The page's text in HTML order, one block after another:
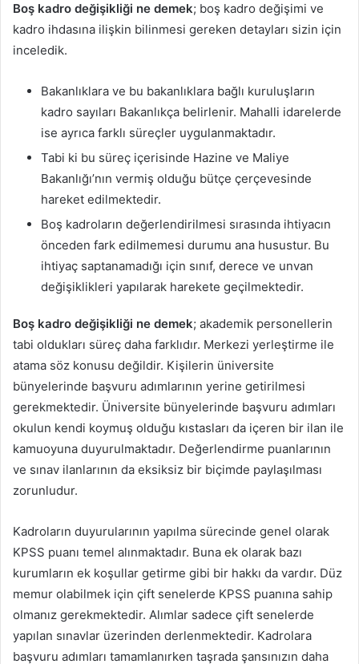
Boş kadro değişikliği ne demek; boş kadro değişimi ve
kadro ihdasına ilişkin bilinmesi gereken detayları sizin için
inceledik.
Bakanlıklara ve bu bakanlıklara bağlı kuruluşların
kadro sayıları Bakanlıkça belirlenir. Mahalli idarelerde
ise ayrıca farklı süreçler uygulanmaktadır.
Tabi ki bu süreç içerisinde Hazine ve Maliye
Bakanlığı’nın vermiş olduğu bütçe çerçevesinde
hareket edilmektedir.
Boş kadroların değerlendirilmesi sırasında ihtiyacın
önceden fark edilmemesi durumu ana husustur. Bu
ihtiyaç saptanamadığı için sınıf, derece ve unvan
değişiklikleri yapılarak harekete geçilmektedir.
Boş kadro değişikliği ne demek; akademik personellerin
tabi oldukları süreç daha farklıdır. Merkezi yerleştirme ile
atama söz konusu değildir. Kişilerin üniversite
bünyelerinde başvuru adımlarının yerine getirilmesi
gerekmektedir. Üniversite bünyelerinde başvuru adımları
okulun kendi koymuş olduğu kıstasları da içeren bir ilan ile
kamuoyuna duyurulmaktadır. Değerlendirme puanlarının
ve sınav ilanlarının da eksiksiz bir biçimde paylaşılması
zorunludur.
Kadroların duyurularının yapılma sürecinde genel olarak
KPSS puanı temel alınmaktadır. Buna ek olarak bazı
kurumların ek koşullar getirme gibi bir hakkı da vardır. Düz
memur olabilmek için çift senelerde KPSS puanına sahip
olmanız gerekmektedir. Alımlar sadece çift senelerde
yapılan sınavlar üzerinden derlenmektedir. Kadrolara
başvuru adımları tamamlanırken taşrada şansınızın daha